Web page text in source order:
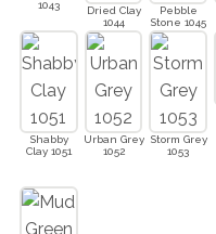
1043
Dried Clay
1044
Pebble
Stone 1045
Shabby
Clay 1051
Urban Grey
1052
Storm Grey
1053